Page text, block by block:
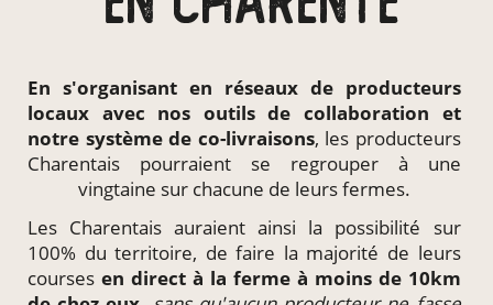
En s'organisant en réseaux de producteurs
locaux avec nos outils de collaboration et
notre système de co-livraisons, les producteurs
Charentais pourraient se regrouper à une
vingtaine sur chacune de leurs fermes.
Les Charentais auraient ainsi la possibilité sur
100% du territoire, de faire la majorité de leurs
courses en direct à la ferme à moins de 10km